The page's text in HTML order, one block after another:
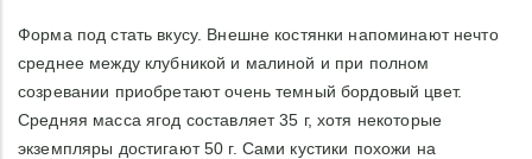
Форма под стать вкусу. Внешне костянки напоминают нечто
среднее между клубникой и малиной и при полном
созревании приобретают очень темный бордовый цвет.
Средняя масса ягод составляет 35 г, хотя некоторые
экземпляры достигают 50 г. Сами кустики похожи на